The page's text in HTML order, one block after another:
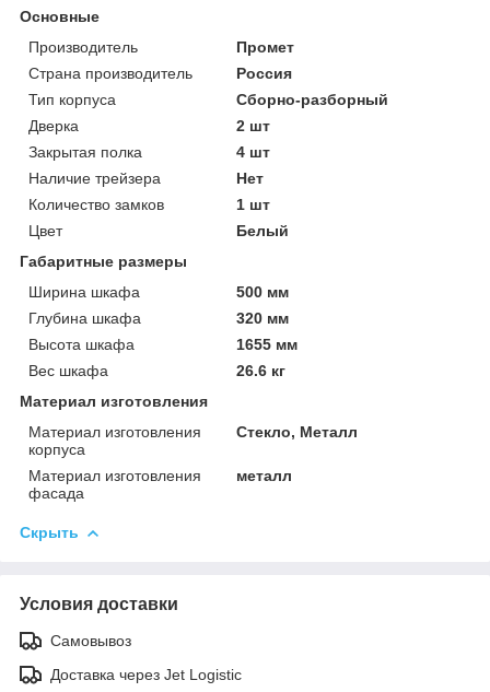
Основные
Производитель
Промет
Страна производитель
Россия
Тип корпуса
Сборно-разборный
Дверка
2 шт
Закрытая полка
4 шт
Наличие трейзера
Нет
Количество замков
1 шт
Цвет
Белый
Габаритные размеры
Ширина шкафа
500 мм
Глубина шкафа
320 мм
Высота шкафа
1655 мм
Вес шкафа
26.6 кг
Материал изготовления
Материал изготовления
корпуса
Стекло, Металл
Материал изготовления
фасада
металл
Скрыть
Условия доставки
Самовывоз
Доставка через Jet Logistic